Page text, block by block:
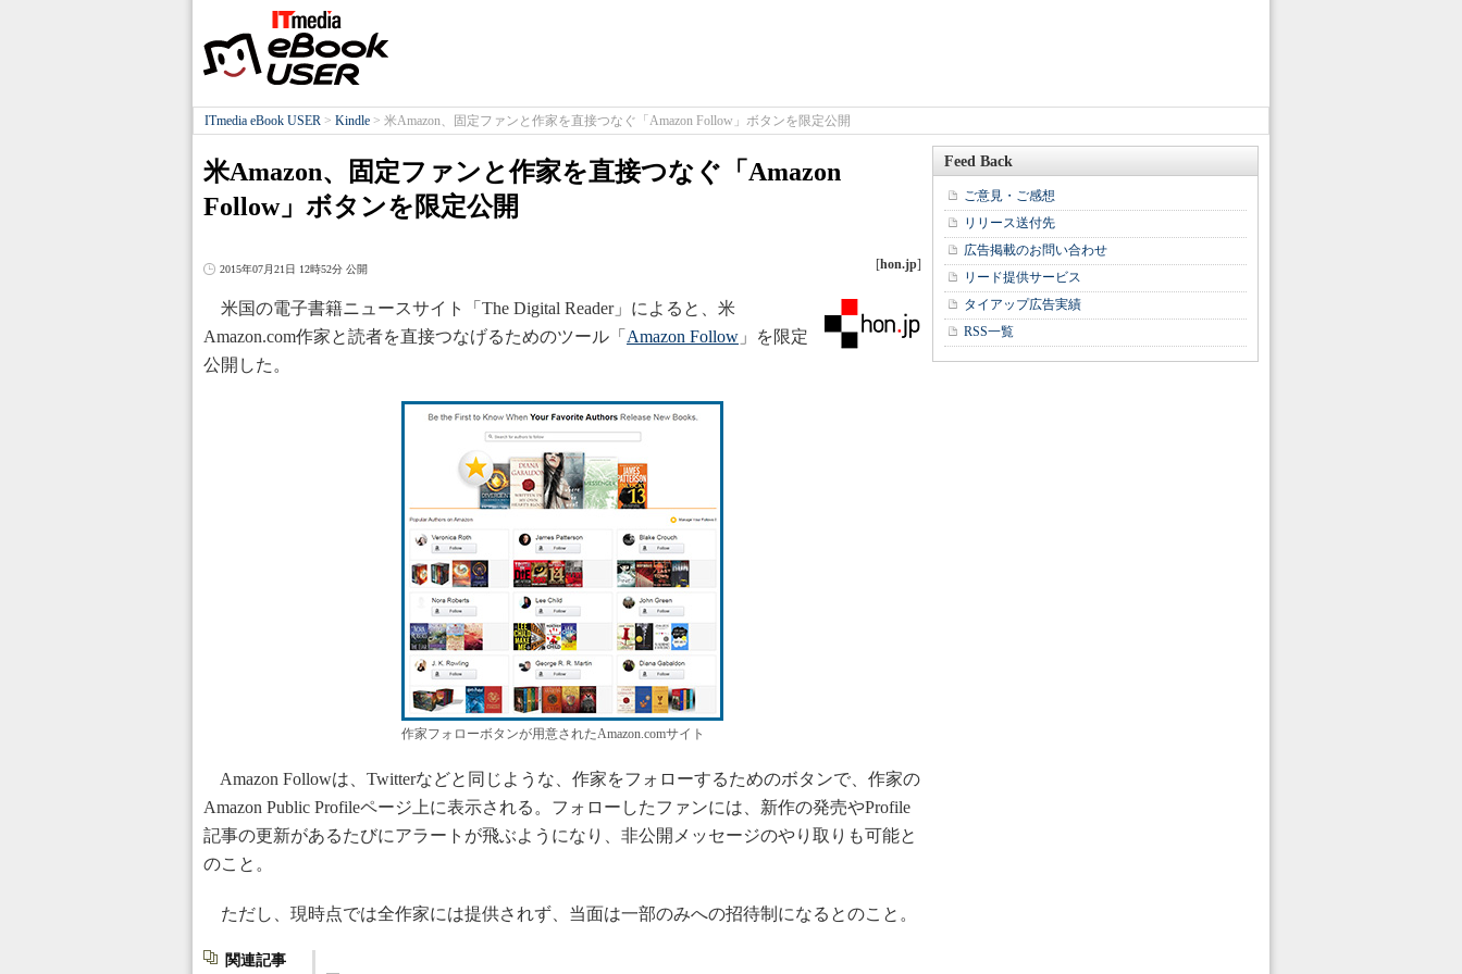
ITmedia eBook USER > Kindle > 米Amazon、固定ファンと作家を直接つなぐ「Amazon Follow」ボタンを限定公開
米Amazon、固定ファンと作家を直接つなぐ「Amazon
Follow」ボタンを限定公開
2015年07月21日 12時52分 公開 [hon.jp]
米国の電子書籍ニュースサイト「The Digital Reader」によると、米
Amazon.com作家と読者を直接つなげるためのツール「 Amazon Follow 」を限定
公開した。
作家フォローボタンが用意されたAmazon.comサイト
Amazon Followは、Twitterなどと同じような、作家をフォローするためのボタンで、作家の
Amazon Public Profileページ上に表示される。フォローしたファンには、新作の発売やProfile
記事の更新があるたびにアラートが飛ぶようになり、非公開メッセージのやり取りも可能と
のこと。
ただし、現時点では全作家には提供されず、当面は一部のみへの招待制になるとのこと。
関連記事
Feed Back
ご意見・ご感想
リリース送付先
広告掲載のお問い合わせ
リード提供サービス
タイアップ広告実績
RSS一覧